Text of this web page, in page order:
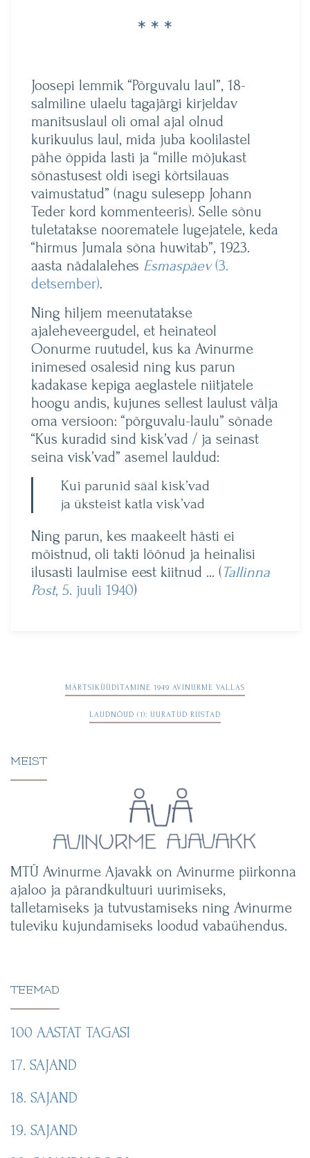
* * *
Joosepi lemmik “Põrguvalu laul”, 18-
salmiline ulaelu tagajärgi kirjeldav
manitsuslaul oli omal ajal olnud
kurikuulus laul, mida juba koolilastel
pähe õppida lasti ja “mille mõjukast
sõnastusest oldi isegi kõrtsilauas
vaimustatud” (nagu sulesepp Johann
Teder kord kommenteeris). Selle sõnu
tuletatakse noorematele lugejatele, keda
“hirmus Jumala sõna huwitab”, 1923.
aasta nädalalehes Esmaspäev(3.
detsember).
Ning hiljem meenutatakse
ajaleheveergudel, et heinateol
Oonurme ruutudel, kus ka Avinurme
inimesed osalesid ning kus parun
kadakase kepiga aeglastele niitjatele
hoogu andis, kujunes sellest laulust välja
oma versioon: “põrguvalu-laulu” sõnade
“Kus kuradid sind kisk’vad / ja seinast
seina visk’vad” asemel lauldud:
Kui parunid sääl kisk’vad
ja üksteist katla visk’vad
Ning parun, kes maakeelt hästi ei
mõistnud, oli takti löönud ja heinalisi
ilusasti laulmise eest kiitnud … (Tallinna
Post, 5. juuli 1940)
Navigeerimine
MÄRTSIKÜÜDITAMINE 1949 AVINURME VALLAS
LAUDNÕUD (1): UURATUD RIISTAD
MEIST
MTÜ Avinurme Ajavakk on Avinurme piirkonna
ajaloo ja pärandkultuuri uurimiseks,
talletamiseks ja tutvustamiseks ning Avinurme
tuleviku kujundamiseks loodud vabaühendus.
TEEMAD
100 AASTAT TAGASI
17. SAJAND
18. SAJAND
19. SAJAND